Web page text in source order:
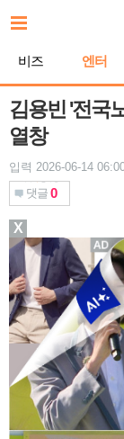
문
비즈 엔터
김용빈 '전국
열창
입력 2026-06-14
댓글 0
X